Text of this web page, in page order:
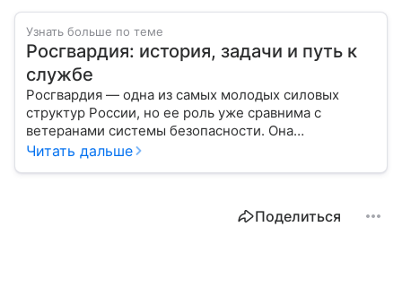
Узнать больше по теме
Росгвардия: история, задачи и путь к
службе
Росгвардия — одна из самых молодых силовых
структур России, но ее роль уже сравнима с
ветеранами системы безопасности. Она
одновременно напоминает армию и полицию, но
Читать дальше
Поделиться